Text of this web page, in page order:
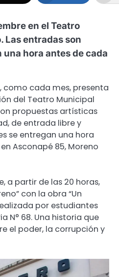
en el Teatro
Las entradas son
hora antes de cada
, como cada mes, presenta
del Teatro Municipal
propuestas artísticas
de entrada libre y
se entregan una hora
Asconapé 85, Moreno
a partir de las 20 horas,
con la obra “Un
por estudiantes
N° 68. Una historia que
el poder, la corrupción y